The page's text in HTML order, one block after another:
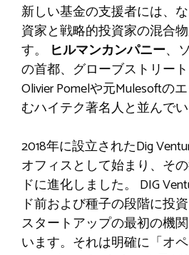
新しい基金の支援者には、
資家と戦略的投資家の混合
す。 ヒルマンカンパニー、
の首都、グローブストリー
Olivier Pomelや元Mulesoftの
むハイテク著名人と並んでい
2018年に設立されたDig
オフィスとして始まり、そ
ドに進化しました。 DIG
ド前および種子の段階に投
スタートアップの最初の機
います。それは明確に「オ